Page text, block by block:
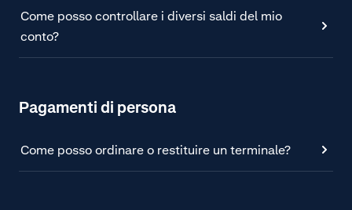
Come posso controllare i diversi saldi del mio
conto?
Pagamenti di persona
Come posso ordinare o restituire un terminale?